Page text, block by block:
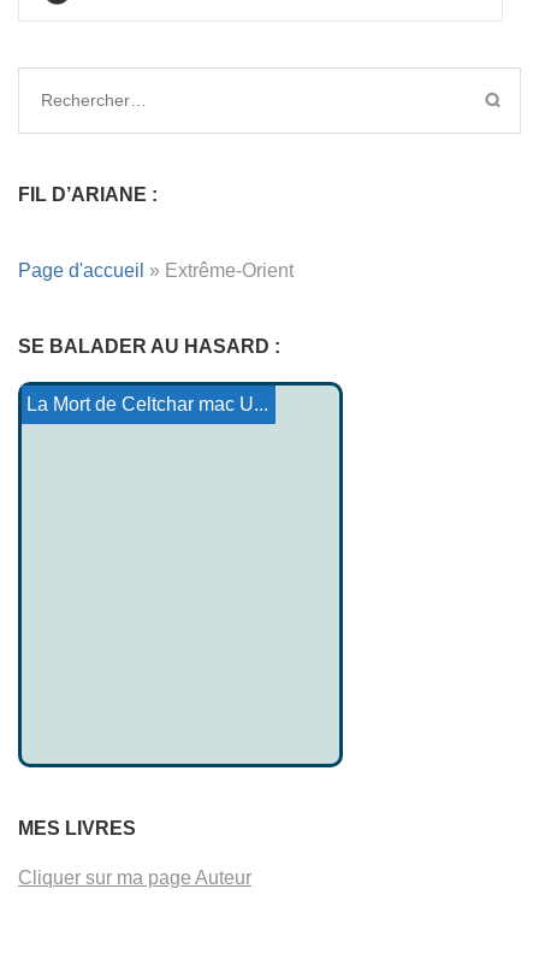
Rechercher :
FIL D’ARIANE :
Page d'accueil » Extrême-Orient
SE BALADER AU HASARD :
Urfa Edesse la ville d'Ab...
Conte Tsimshian : Raven b...
Al-Jilwah La révélation
Le Magicien Ferragio
La mer s'ennuyait
Les pétrifiés de Brehat
La Mort de Celtchar mac U...
MES LIVRES
Cliquer sur ma page Auteur